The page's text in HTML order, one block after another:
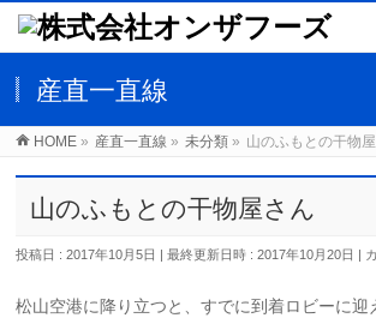
産直一直線
HOME » 産直一直線 » 未分類 » 山のふもとの干物
山のふもとの干物屋さん
投稿日 : 2017年10月5日 最終更新日時 : 2017年10月20日
松山空港に降り立つと、すでに到着ロビーに迎